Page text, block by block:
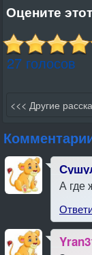
Оцените
27 голосов
<<< Другие
А где